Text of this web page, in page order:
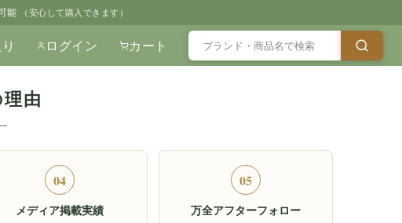
能 （安心して購入できます）
ログイン カート
由
04
メディア掲載実績
05
万全アフターフォロー